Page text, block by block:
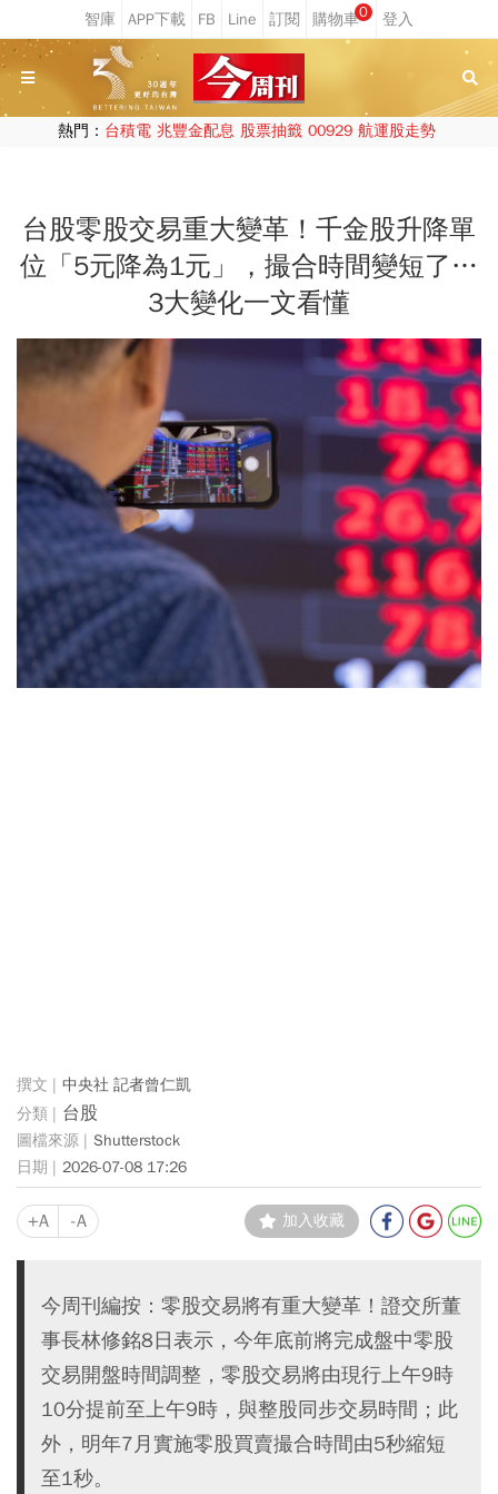
0
熱門： 台積電 兆豐金配息 股票抽籤 00929 航運股走勢
台股零股交易重大變革！千金股升降單
位「5元降為1元」，撮合時間變短了…
3大變化一文看懂
中央社 記者曾仁凱
台股
Shutterstock
2026-07-08 17:26
+A -A 加入收藏
今周刊編按：零股交易將有重大變革！證交所董
事長林修銘8日表示，今年底前將完成盤中零股
交易開盤時間調整，零股交易將由現行上午9時
10分提前至上午9時，與整股同步交易時間；此
外，明年7月實施零股買賣撮合時間由5秒縮短
至1秒。